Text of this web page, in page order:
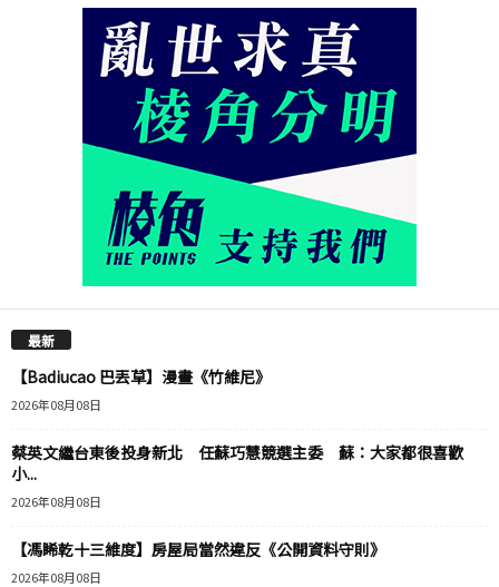
最新
【Badiucao 巴丟草】漫畫《竹維尼》
2026年08月08日
蔡英文繼台東後投身新北 任蘇巧慧競選主委 蘇：大家都很喜歡
小...
2026年08月08日
【馮睎乾十三維度】房屋局當然違反《公開資料守則》
2026年08月08日